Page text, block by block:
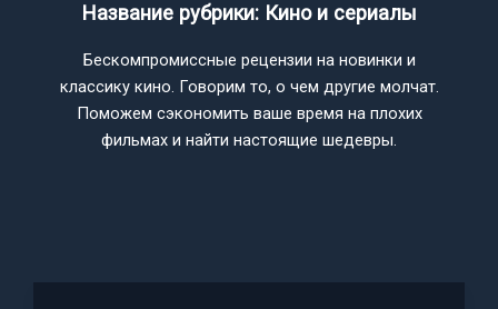
Название рубрики: Кино и сериалы
Бескомпромиссные рецензии на новинки и
классику кино. Говорим то, о чем другие молчат.
Поможем сэкономить ваше время на плохих
фильмах и найти настоящие шедевры.